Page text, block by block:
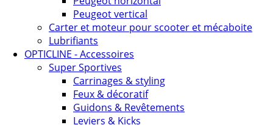
Peugeot vertical
Carter et moteur pour scooter et mécaboite
Lubrifiants
OPTICLINE - Accessoires
Super Sportives
Carrinages & styling
Feux & décoratif
Guidons & Revêtements
Leviers & Kicks